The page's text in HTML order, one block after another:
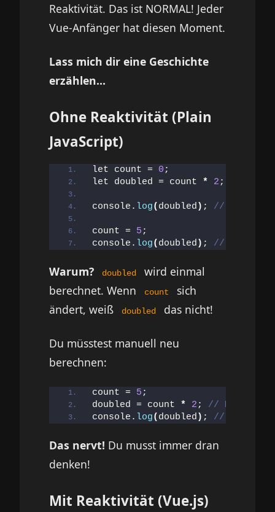
Reaktivität. Das ist NORMAL! Jeder
Vue-Anfänger hat diesen Moment.
Lass mich dir eine Geschichte
erzählen…
Ohne Reaktivität (Plain
JavaScript)
let count = 0 ;
let doubled = count * 2 ;
console. log( doubled ) ; // 0
count = 5 ;
console. log( doubled ) ; // Immer
Warum? doubled
wird einmal
berechnet. Wenn
count
sich
ändert, weiß
doubled das nicht!
Du müsstest manuell neu
berechnen:
count = 5 ;
doubled = count * 2 ; // Manuell
console. log( doubled ) ; // 10
Das nervt! Du musst immer dran
denken!
Mit Reaktivität (Vue.js)